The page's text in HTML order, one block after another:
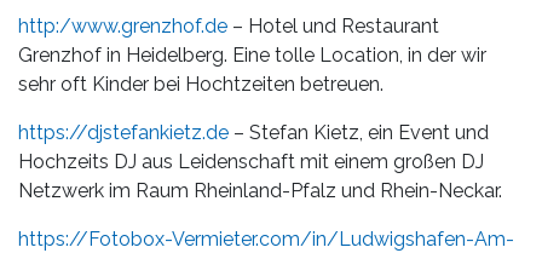
http:/www.grenzhof.de – Hotel und Restaurant
Grenzhof in Heidelberg. Eine tolle Location, in der wir
sehr oft Kinder bei Hochtzeiten betreuen.
https://djstefankietz.de – Stefan Kietz, ein Event und
Hochzeits DJ aus Leidenschaft mit einem großen DJ
Netzwerk im Raum Rheinland-Pfalz und Rhein-Neckar.
https://Fotobox-Vermieter.com/in/Ludwigshafen-Am-